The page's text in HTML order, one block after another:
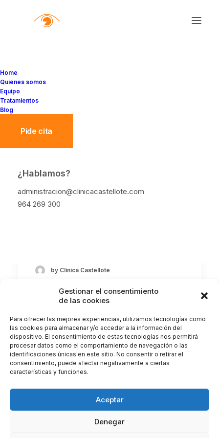
Gestionar el consentimiento
de las cookies
Para ofrecer las mejores experiencias, utilizamos tecnologías como
las cookies para almacenar y/o acceder a la información del
dispositivo. El consentimiento de estas tecnologías nos permitirá
procesar datos como el comportamiento de navegación o las
identificaciones únicas en este sitio. No consentir o retirar el
consentimiento, puede afectar negativamente a ciertas
características y funciones.
Aceptar
Denegar
Home
Quiénes somos
Equipo
Tratamientos
Blog
Pide cita
¿Hablamos?
administracion@clinicacastellote.com
964 269 300
¿HAS SUFRIDO ALGUNA
VEZ MIGRAÑA OCULAR?
by Clínica Castellote